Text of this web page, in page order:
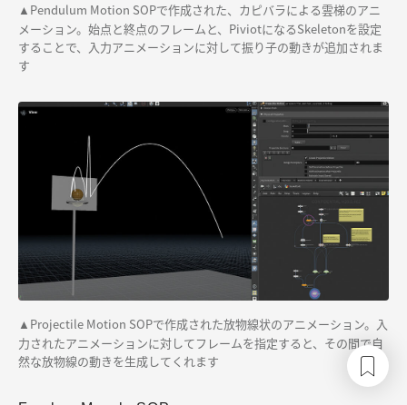
▲ Pendulum Motion SOPで作成された、カピバラによる雲梯のアニ
メーション。始点と終点のフレームと、PiviotになるSkeletonを設定
することで、入力アニメーションに対して振り子の動きが追加されま
す
▲ Projectile Motion SOPで作成された放物線状のアニメーション。入
力されたアニメーションに対してフレームを指定すると、その間で自
然な放物線の動きを生成してくれます